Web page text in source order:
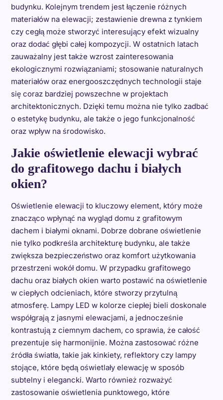
budynku. Kolejnym trendem jest łączenie różnych
materiałów na elewacji; zestawienie drewna z tynkiem
czy cegłą może stworzyć interesujący efekt wizualny
oraz dodać głębi całej kompozycji. W ostatnich latach
zauważalny jest także wzrost zainteresowania
ekologicznymi rozwiązaniami; stosowanie naturalnych
materiałów oraz energooszczędnych technologii staje
się coraz bardziej powszechne w projektach
architektonicznych. Dzięki temu można nie tylko zadbać
o estetykę budynku, ale także o jego funkcjonalność
oraz wpływ na środowisko.
Jakie oświetlenie elewacji wybrać
do grafitowego dachu i białych
okien?
Oświetlenie elewacji to kluczowy element, który może
znacząco wpłynąć na wygląd domu z grafitowym
dachem i białymi oknami. Dobrze dobrane oświetlenie
nie tylko podkreśla architekturę budynku, ale także
zwiększa bezpieczeństwo oraz komfort użytkowania
przestrzeni wokół domu. W przypadku grafitowego
dachu oraz białych okien warto postawić na oświetlenie
w ciepłych odcieniach, które stworzy przytulną
atmosferę. Lampy LED w kolorze ciepłej bieli doskonale
współgrają z jasnymi elewacjami, a jednocześnie
kontrastują z ciemnym dachem, co sprawia, że całość
prezentuje się harmonijnie. Można zastosować różne
źródła światła, takie jak kinkiety, reflektory czy lampy
stojące, które będą oświetlały elewację w sposób
subtelny i elegancki. Warto również rozważyć
zastosowanie oświetlenia punktowego, które